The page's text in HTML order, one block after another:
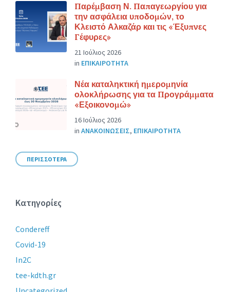
Παρέμβαση Ν. Παπαγεωργίου για
την ασφάλεια υποδομών, το
Κλειστό Αλκαζάρ και τις «Έξυπνες
Γέφυρες»
21 Ιούλιος 2026
in ΕΠΙΚΑΙΡΟΤΗΤΑ
Νέα καταληκτική ημερομηνία
ολοκλήρωσης για τα Προγράμματα
«Εξοικονομώ»
16 Ιούλιος 2026
in ΑΝΑΚΟΙΝΩΣΕΙΣ, ΕΠΙΚΑΙΡΟΤΗΤΑ
ΠΕΡΙΣΣΟΤΕΡΑ
Κατηγορίες
Condereff
Covid-19
In2C
tee-kdth.gr